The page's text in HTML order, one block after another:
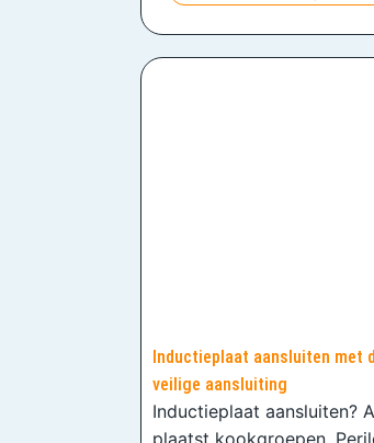
Inductieplaat aansluiten met
veilige aansluiting
Inductieplaat aansluiten?